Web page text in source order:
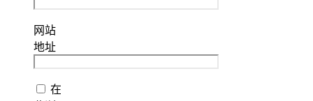
网站
地址
在